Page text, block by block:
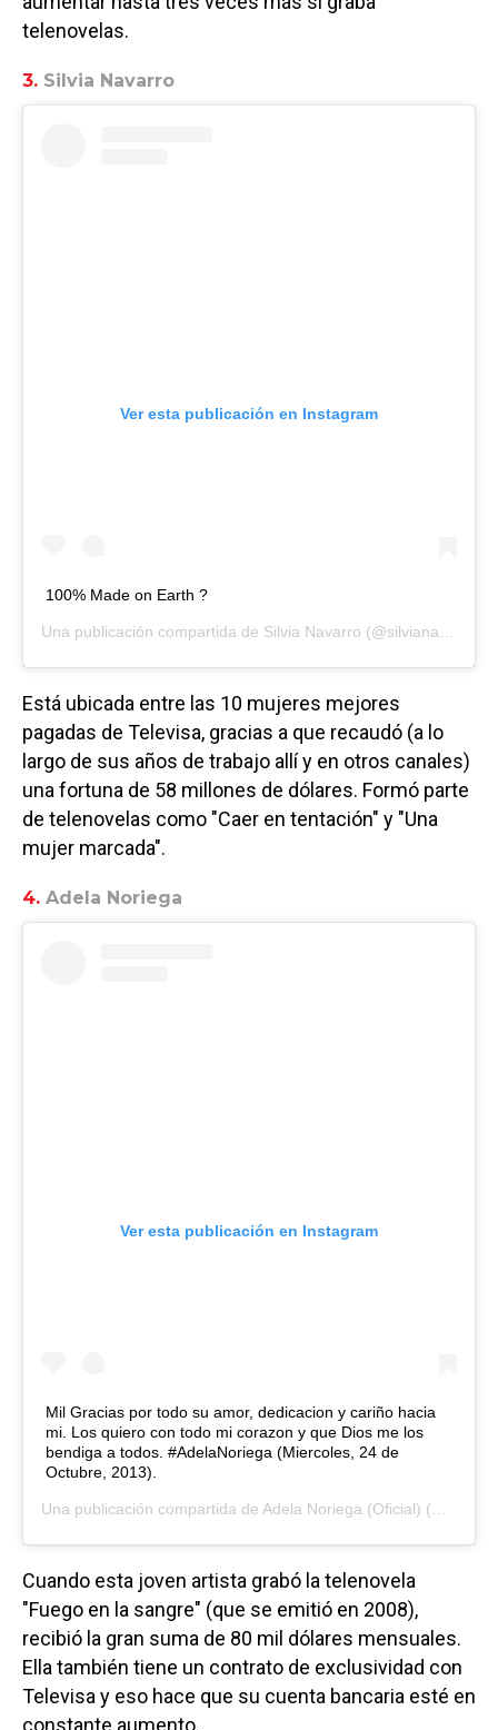
telenovelas.
3. Silvia Navarro
Ver esta publicación en Instagram
100% Made on Earth ?
Una publicación compartida de Silvia Navarro (@silvianavarroyya) el
Está ubicada entre las 10 mujeres mejores
pagadas de Televisa, gracias a que recaudó (a lo
largo de sus años de trabajo allí y en otros canales)
una fortuna de 58 millones de dólares. Formó parte
de telenovelas como "Caer en tentación" y "Una
mujer marcada".
4. Adela Noriega
Ver esta publicación en Instagram
Mil Gracias por todo su amor, dedicacion y cariño hacia
mi. Los quiero con todo mi corazon y que Dios me los
bendiga a todos. #AdelaNoriega (Miercoles, 24 de
Octubre, 2013).
Una publicación compartida de Adela Noriega (Oficial) (@adelanoriega) el
Cuando esta joven artista grabó la telenovela
"Fuego en la sangre" (que se emitió en 2008),
recibió la gran suma de 80 mil dólares mensuales.
Ella también tiene un contrato de exclusividad con
Televisa y eso hace que su cuenta bancaria esté en
constante aumento.